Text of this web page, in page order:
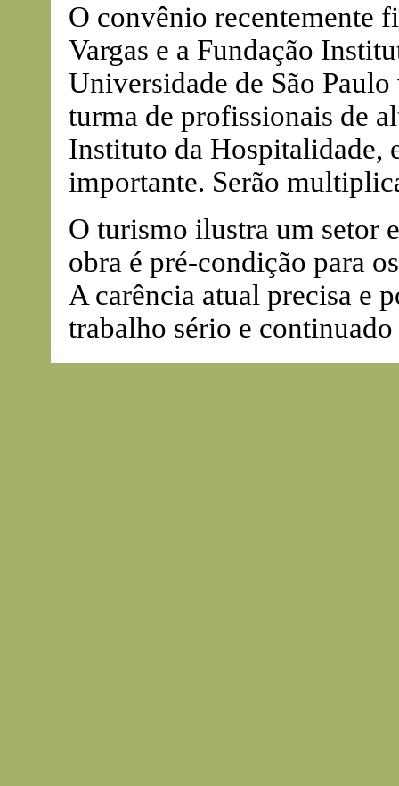
O convênio recentemente
Vargas e a Fundação
Universidade de São
turma de profissionais de
Instituto da Hospitalidade,
importante. Serão
O turismo ilustra um setor
obra é pré-condição para
A carência atual precisa e
trabalho sério e continuado